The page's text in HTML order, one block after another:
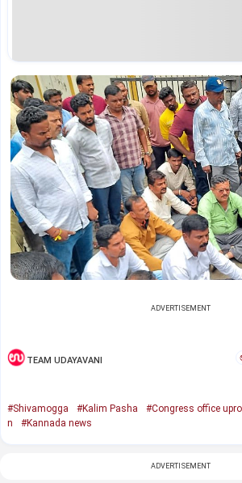
ADVERTISEMENT
TEAM UDAYAVANI
#Shivamogga #Kalim Pasha #Congress office
n
#Kannada news
ADVERTISEMENT